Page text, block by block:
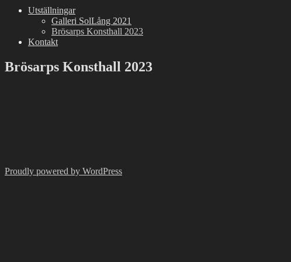
Utställningar
Galleri SolLång 2021
Brösarps Konsthall 2023
Kontakt
Brösarps Konsthall 2023
Proudly powered by WordPress